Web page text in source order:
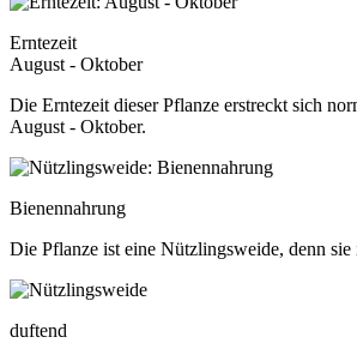
Erntezeit
August - Oktober
Die Erntezeit dieser Pflanze erstreckt sich
August - Oktober.
Bienennahrung
Die Pflanze ist eine Nützlingsweide, denn sie
duftend